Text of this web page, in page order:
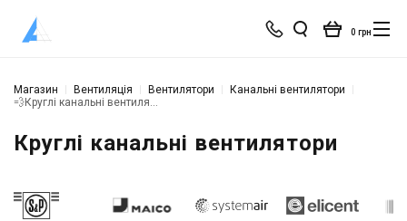
0 грн
Магазин Вентиляція Вентилятори
Канальні вентилятори
💨Круглі канальні вентилятори
Круглі канальні вентилятори